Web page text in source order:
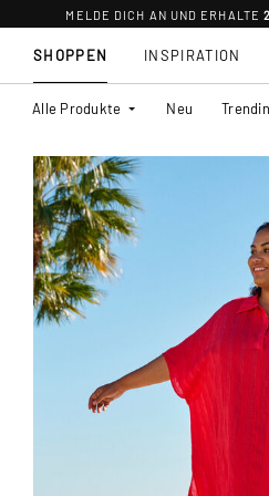
MELDE DICH AN UND ERHALTE
SHOPPEN
Alle Produkte Neu
INSPIRATION